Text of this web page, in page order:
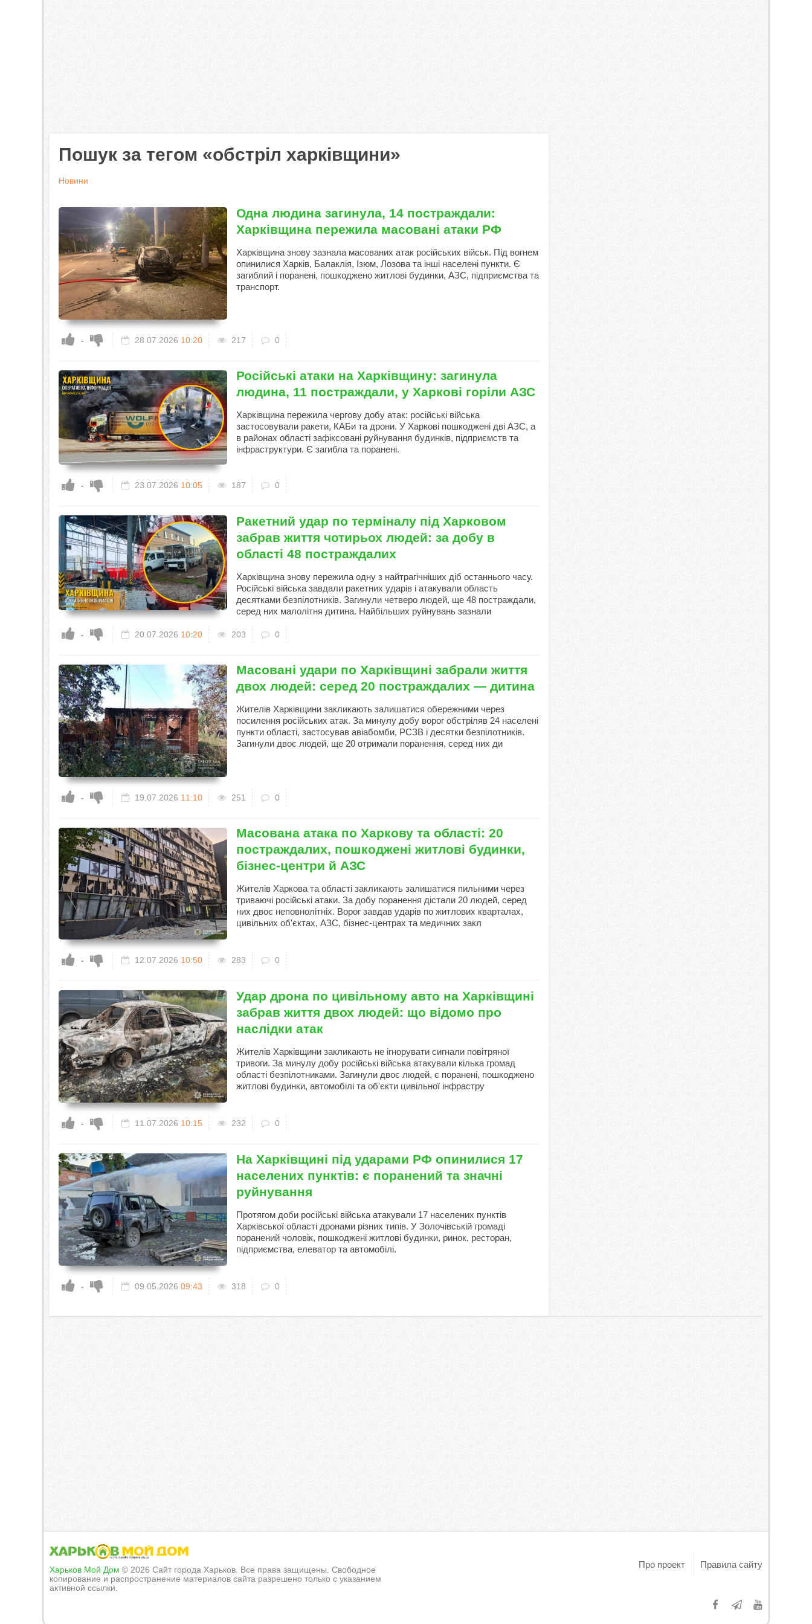
Пошук за тегом «обстріл харківщини»
Новини
Одна людина загинула, 14 постраждали:
Харківщина пережила масовані атаки РФ
Харківщина знову зазнала масованих атак російських військ. Під вогнем
опинилися Харків, Балаклія, Ізюм, Лозова та інші населені пункти. Є
загиблий і поранені, пошкоджено житлові будинки, АЗС, підприємства та
транспорт.
- 28.07.2026 10:20 217 0
Російські атаки на Харківщину: загинула
людина, 11 постраждали, у Харкові горіли АЗС
Харківщина пережила чергову добу атак: російські війська
застосовували ракети, КАБи та дрони. У Харкові пошкоджені дві АЗС, а
в районах області зафіксовані руйнування будинків, підприємств та
інфраструктури. Є загибла та поранені.
- 23.07.2026 10:05 187 0
Ракетний удар по терміналу під Харковом
забрав життя чотирьох людей: за добу в
області 48 постраждалих
Харківщина знову пережила одну з найтрагічніших діб останнього часу.
Російські війська завдали ракетних ударів і атакували область
десятками безпілотників. Загинули четверо людей, ще 48 постраждали,
серед них малолітня дитина. Найбільших руйнувань зазнали
- 20.07.2026 10:20 203 0
Масовані удари по Харківщині забрали життя
двох людей: серед 20 постраждалих — дитина
Жителів Харківщини закликають залишатися обережними через
посилення російських атак. За минулу добу ворог обстріляв 24 населені
пункти області, застосував авіабомби, РСЗВ і десятки безпілотників.
Загинули двоє людей, ще 20 отримали поранення, серед них ди
- 19.07.2026 11:10 251 0
Масована атака по Харкову та області: 20
постраждалих, пошкоджені житлові будинки,
бізнес-центри й АЗС
Жителів Харкова та області закликають залишатися пильними через
триваючі російські атаки. За добу поранення дістали 20 людей, серед
них двоє неповнолітніх. Ворог завдав ударів по житлових кварталах,
цивільних об'єктах, АЗС, бізнес-центрах та медичних закл
- 12.07.2026 10:50 283 0
Удар дрона по цивільному авто на Харківщині
забрав життя двох людей: що відомо про
наслідки атак
Жителів Харківщини закликають не ігнорувати сигнали повітряної
тривоги. За минулу добу російські війська атакували кілька громад
області безпілотниками. Загинули двоє людей, є поранені, пошкоджено
житлові будинки, автомобілі та об'єкти цивільної інфрастру
- 11.07.2026 10:15 232 0
На Харківщині під ударами РФ опинилися 17
населених пунктів: є поранений та значні
руйнування
Протягом доби російські війська атакували 17 населених пунктів
Харківської області дронами різних типів. У Золочівській громаді
поранений чоловік, пошкоджені житлові будинки, ринок, ресторан,
підприємства, елеватор та автомобілі.
- 09.05.2026 09:43 318 0
Про проект Правила сайту
Харьков Мой Дом © 2026 Сайт города Харьков. Все права защищены. Свободное
копирование и распространение материалов сайта разрешено только с указанием
активной ссылки.